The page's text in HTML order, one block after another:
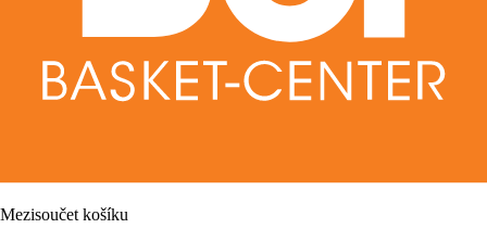
Mezisoučet košíku